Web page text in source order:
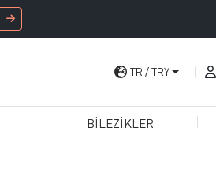
TR TRY
BİLEZİKLER